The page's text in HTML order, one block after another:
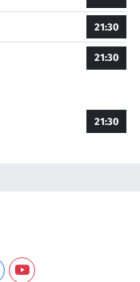
21:30
21:30
21:30